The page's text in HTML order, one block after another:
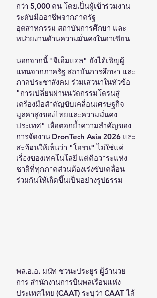
กว่า 5,000 คน โดยเป็นผู้เข้าร่วมงาน
ระดับมืออาชีพจากภาครัฐ
อุตสาหกรรม สถาบันการศึกษา และ
หน่วยงานด้านความมั่นคงในอาเซียน
นอกจากนี้ "จีเอ็มแอล" ยังได้เชิญผู้
แทนจากภาครัฐ สถาบันการศึกษา และ
ภาคประชาสังคม ร่วมเสวนาในหัวข้อ
"การเปลี่ยนผ่านนวัตกรรมโดรนสู่
เครื่องมือสำคัญขับเคลื่อนเศรษฐกิจ
มูลค่าสูงของไทยและความมั่นคง
ประเทศ" เพื่อตอกย้ำความสำคัญของ
การจัดงาน DronTech Asia 2026 และ
สะท้อนให้เห็นว่า "โดรน" ไม่ใช่แค่
เรื่องของเทคโนโลยี แต่คือวาระแห่ง
ชาติที่ทุกภาคส่วนต้องเร่งขับเคลื่อน
ร่วมกันให้เกิดขึ้นเป็นอย่างรูปธรรม
พล.อ.อ. มนัท ชวนะประยูร ผู้อำนวย
การ สำนักงานการบินพลเรือนแห่ง
ประเทศไทย (CAAT) ระบุว่า CAAT ได้